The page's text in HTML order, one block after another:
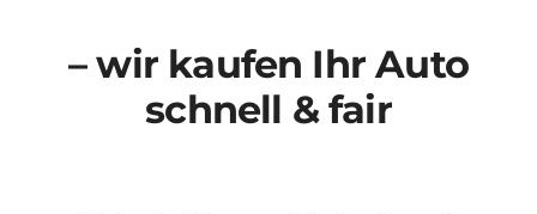
– wir kaufen Ihr Auto
schnell & fair